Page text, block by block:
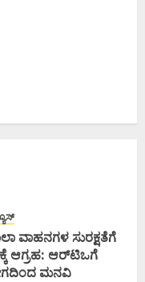
ವಾಹನಗಳ ಸುರಕ್ಷತೆಗೆ
ಆಗ್ರಹ: ಆರ್‌ಟಿಒಗೆ
ಮನವಿ